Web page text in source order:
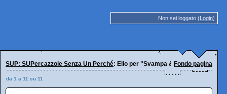
Non sei loggato (Login)
SUP: SUPercazzole Senza Un Perché: Elio per "Svampa & Friends" al
Fondo pagina
da 1 a 11 su 11